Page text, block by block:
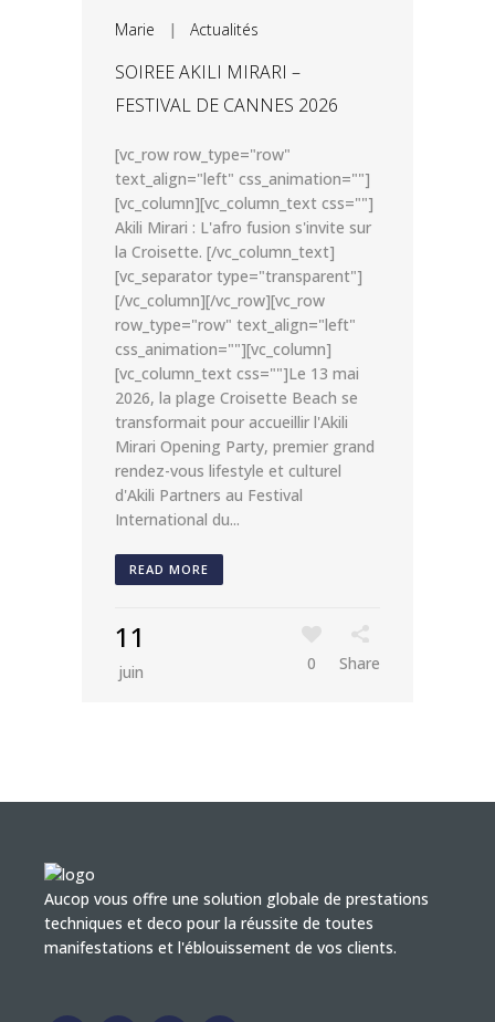
Marie | Actualités
SOIREE AKILI MIRARI –
FESTIVAL DE CANNES 2026
[vc_row row_type="row"
text_align="left" css_animation=""]
[vc_column][vc_column_text css=""]
Akili Mirari : L'afro fusion s'invite sur
la Croisette. [/vc_column_text]
[vc_separator type="transparent"]
[/vc_column][/vc_row][vc_row
row_type="row" text_align="left"
css_animation=""][vc_column]
[vc_column_text css=""]Le 13 mai
2026, la plage Croisette Beach se
transformait pour accueillir l'Akili
Mirari Opening Party, premier grand
rendez-vous lifestyle et culturel
d'Akili Partners au Festival
International du...
READ MORE
11
juin 0 Share
Aucop vous offre une solution globale de prestations
techniques et deco pour la réussite de toutes
manifestations et l'éblouissement de vos clients.